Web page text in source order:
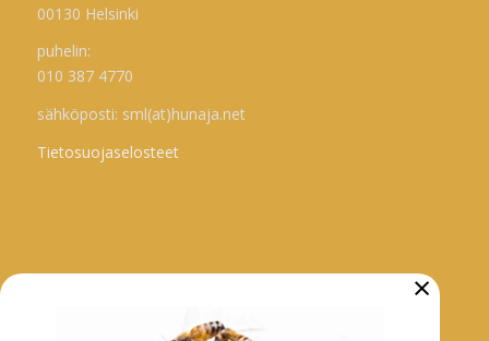
00130 Helsinki
puhelin:
010 387 4770
sähköposti: sml(at)hunaja.net
Tietosuojaselosteet
×